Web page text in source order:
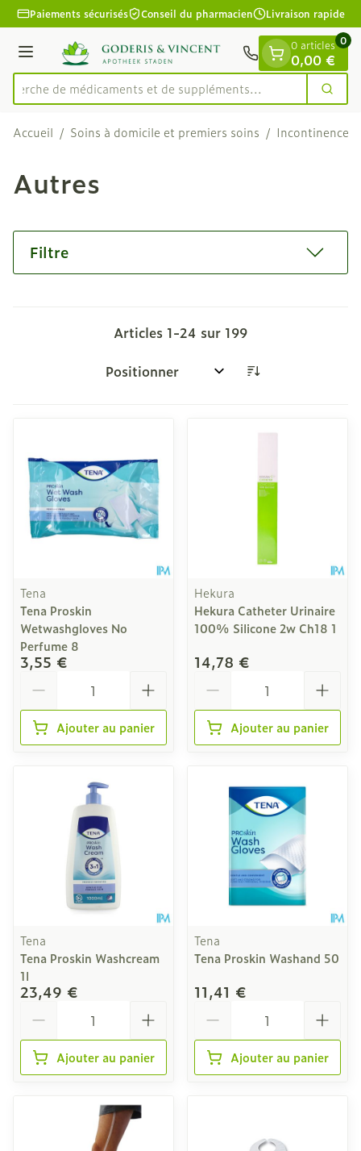
Aller au contenu
1 de 1
Paiements sécurisés Conseil du pharmacien Livraison rapide
Menu
Rechercher
Recherche de médicaments et de su
0 articles
0,00 €
0
Accueil / Soins à domicile et premiers soins / Incontinence
Autres
Filtre
Articles 1-24 sur 199
Trier par:
Tena
Tena Proskin
Wetwashgloves No
Perfume 8
3,55 €
Ajouter au panier
Hekura
Hekura Catheter Urinaire
100% Silicone 2w Ch18 1
14,78 €
Ajouter au panier
Tena
Tena Proskin Washcream
1l
23,49 €
Ajouter au panier
Tena
Tena Proskin Washand 50
11,41 €
Ajouter au panier